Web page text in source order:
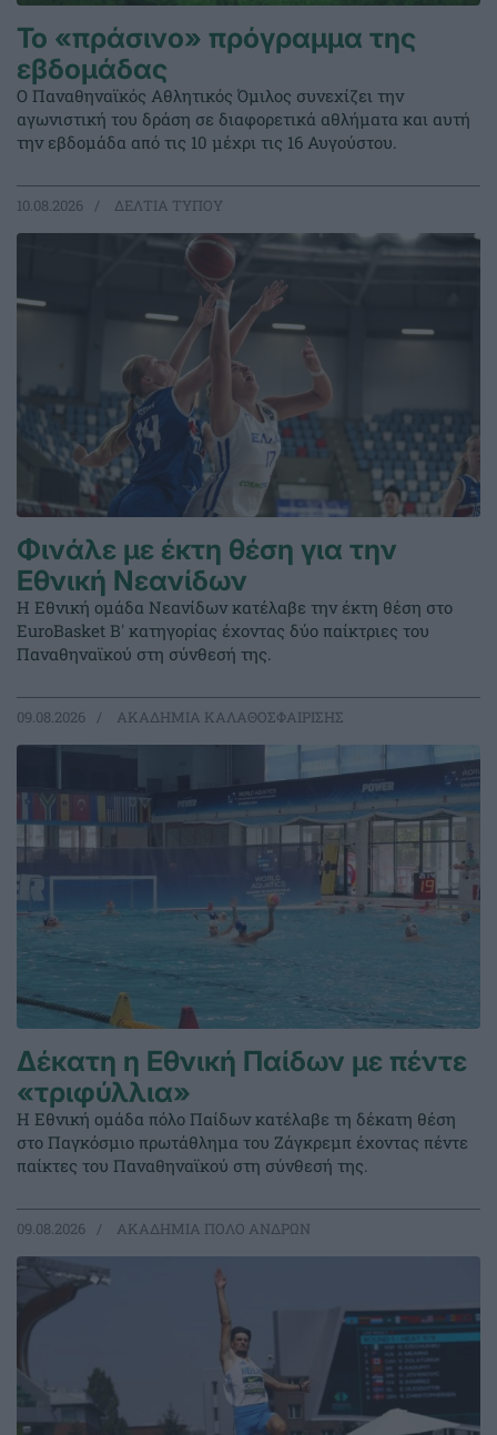
Το «πράσινο» πρόγραμμα της
εβδομάδας
Ο Παναθηναϊκός Αθλητικός Όμιλος συνεχίζει την
αγωνιστική του δράση σε διαφορετικά αθλήματα και αυτή
την εβδομάδα από τις 10 μέχρι τις 16 Αυγούστου.
10.08.2026 ΔΕΛΤΙΑ ΤΥΠΟΥ
Φινάλε με έκτη θέση για την
Εθνική Νεανίδων
Η Εθνική ομάδα Νεανίδων κατέλαβε την έκτη θέση στο
EuroBasket Β' κατηγορίας έχοντας δύο παίκτριες του
Παναθηναϊκού στη σύνθεσή της.
09.08.2026 ΑΚΑΔΗΜΙΑ ΚΑΛΑΘΟΣΦΑΙΡΙΣΗΣ
Δέκατη η Εθνική Παίδων με πέντε
«τριφύλλια»
Η Εθνική ομάδα πόλο Παίδων κατέλαβε τη δέκατη θέση
στο Παγκόσμιο πρωτάθλημα του Ζάγκρεμπ έχοντας πέντε
παίκτες του Παναθηναϊκού στη σύνθεσή της.
09.08.2026 ΑΚΑΔΗΜΙΑ ΠΟΛΟ ΑΝΔΡΩΝ